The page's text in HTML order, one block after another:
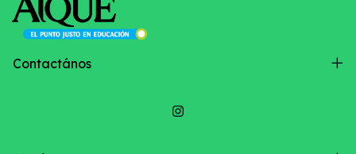
Contactános